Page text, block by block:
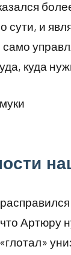
сути, и
куда
Артюру